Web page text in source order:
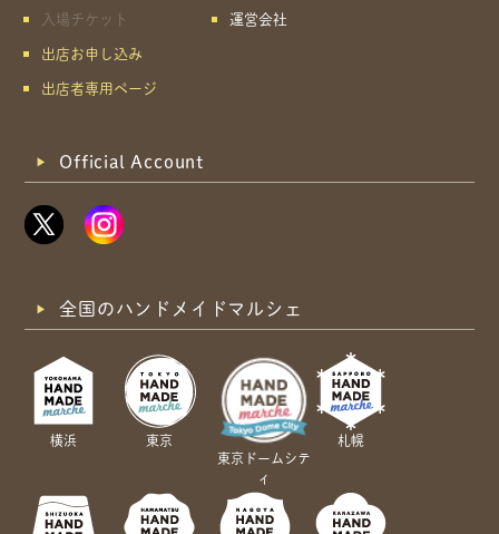
入場チケット
出店お申し込み
出店者専用ページ
運営会社
Official Account
全国のハンドメイドマルシェ
横浜
東京
東京ドームシテ
ィ
札幌